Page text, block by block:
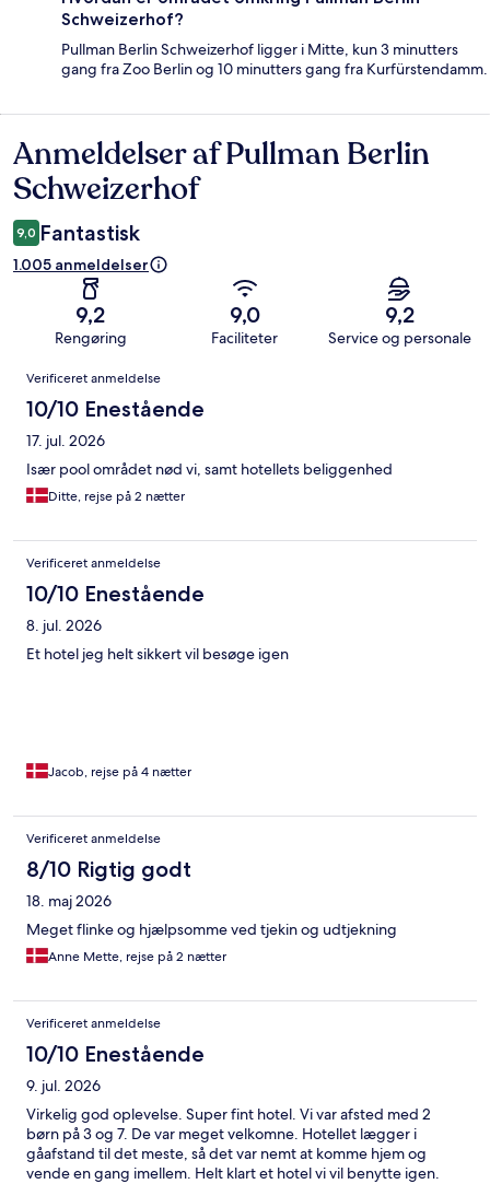
Schweizerhof?
Pullman Berlin Schweizerhof ligger i Mitte, kun 3 minutters
gang fra Zoo Berlin og 10 minutters gang fra Kurfürstendamm.
Anmeldelser
Anmeldelser af Pullman Berlin
Schweizerhof
9,0 Fantastisk
1.005 anmeldelser
9,2
Rengøring
9,0
Faciliteter
9,2
Service og personale
Anmeldelser
Verificeret anmeldelse
10/10 Enestående
17. jul. 2026
Især pool området nød vi, samt hotellets beliggenhed
Ditte, rejse på 2 nætter
Verificeret anmeldelse
10/10 Enestående
8. jul. 2026
Et hotel jeg helt sikkert vil besøge igen
Jacob, rejse på 4 nætter
Verificeret anmeldelse
8/10 Rigtig godt
18. maj 2026
Meget flinke og hjælpsomme ved tjekin og udtjekning
Anne Mette, rejse på 2 nætter
Verificeret anmeldelse
10/10 Enestående
9. jul. 2026
Virkelig god oplevelse. Super fint hotel. Vi var afsted med 2
børn på 3 og 7. De var meget velkomne. Hotellet lægger i
gåafstand til det meste, så det var nemt at komme hjem og
vende en gang imellem. Helt klart et hotel vi vil benytte igen.